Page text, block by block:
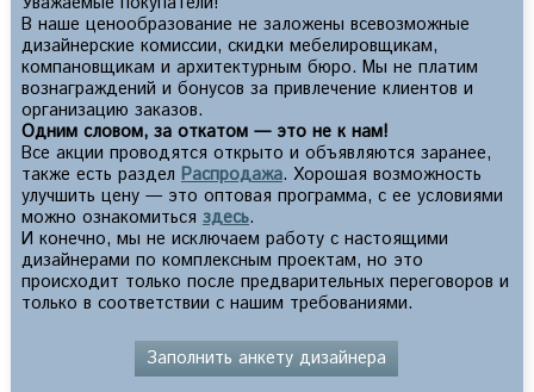
В наше ценообразование не заложены всевозможные
дизайнерские комиссии, скидки мебелировщикам,
компановщикам и архитектурным бюро. Мы не платим
вознаграждений и бонусов за привлечение клиентов и
организацию заказов.
Одним словом, за откатом — это не к нам!
Все акции проводятся открыто и объявляются заранее,
также есть раздел Распродажа. Хорошая возможность
улучшить цену — это оптовая программа, с ее условиями
можно ознакомиться здесь.
И конечно, мы не исключаем работу с настоящими
дизайнерами по комплексным проектам, но это
происходит только после предварительных переговоров и
только в соответствии с нашим требованиями.
Заполнить анкету дизайнера